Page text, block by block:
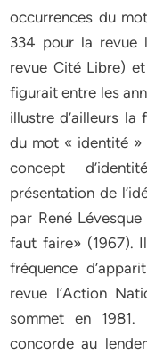
occurrences du
334 pour la revue
revue Cité Libre) et
figurait entre les
illustre d’ailleurs la
du mot « identité »
concept
présentation de
par René
faut faire» (1967).
fréquence
revue l’Action
sommet en 1981.
concorde au